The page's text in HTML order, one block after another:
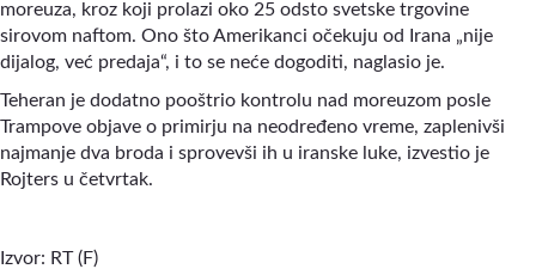
moreuza, kroz koji prolazi oko 25 odsto svetske trgovine
sirovom naftom. Ono što Amerikanci očekuju od Irana „nije
dijalog, već predaja“, i to se neće dogoditi, naglasio je.
Teheran je dodatno pooštrio kontrolu nad moreuzom posle
Trampove objave o primirju na neodređeno vreme, zaplenivši
najmanje dva broda i sprovevši ih u iranske luke, izvestio je
Rojters u četvrtak.
Izvor: RT (F)